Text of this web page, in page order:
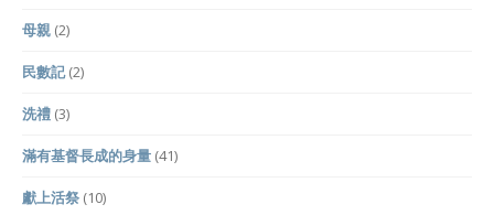
母親 (2)
民數記(2)
洗禮 (3)
滿有基督長成的身量 (41)
獻上活祭 (10)